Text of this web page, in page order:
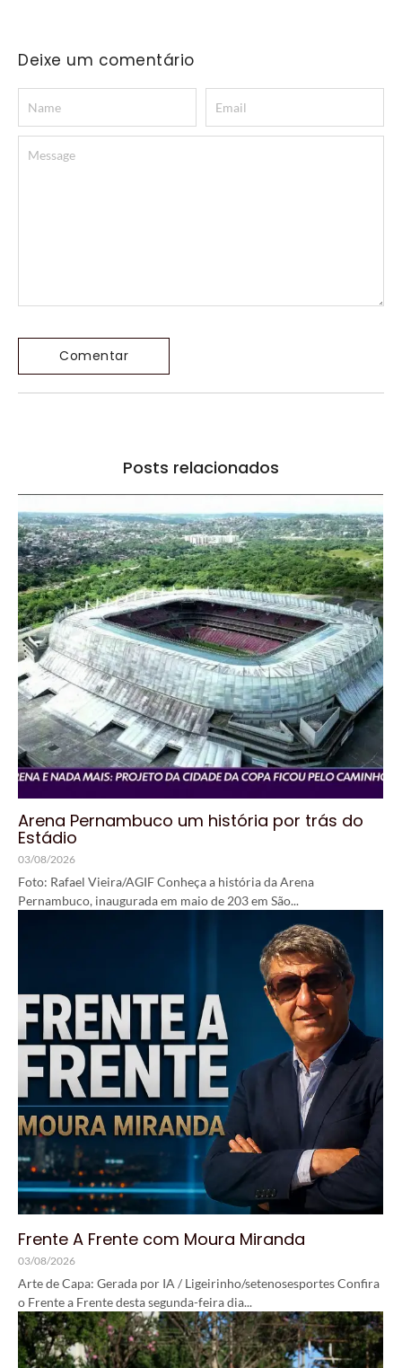
Deixe um comentário
Posts relacionados
Arena Pernambuco um história por trás do
Estádio
03/08/2026
Foto: Rafael Vieira/AGIF Conheça a história da Arena
Pernambuco, inaugurada em maio de 203 em São...
Frente A Frente com Moura Miranda
03/08/2026
Arte de Capa: Gerada por IA / Ligeirinho/setenosesportes Confira
o Frente a Frente desta segunda-feira dia...